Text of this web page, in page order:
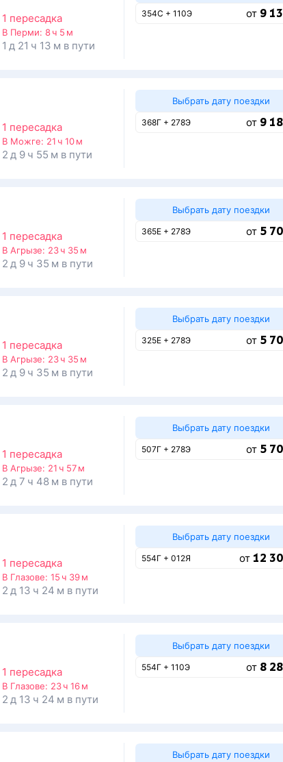
1 пересадка
В Перми: 8 ч 5 м
1 д 21 ч 13 м в пути
354С + 110Э от 9
1 пересадка
В Можге: 21 ч 10 м
2 д 9 ч 55 м в пути
Выбрать дату поездки
368Г + 278Э от 9
1 пересадка
В Агрызе: 23 ч 35 м
2 д 9 ч 35 м в пути
Выбрать дату поездки
365Е + 278Э от 5
1 пересадка
В Агрызе: 23 ч 35 м
2 д 9 ч 35 м в пути
Выбрать дату поездки
325Е + 278Э от 5
1 пересадка
В Агрызе: 21 ч 57 м
2 д 7 ч 48 м в пути
Выбрать дату поездки
507Г + 278Э от 5
1 пересадка
В Глазове: 15 ч 39 м
2 д 13 ч 24 м в пути
Выбрать дату поездки
554Г + 012Я от 12
1 пересадка
В Глазове: 23 ч 16 м
2 д 13 ч 24 м в пути
Выбрать дату поездки
554Г + 110Э от 8
Выбрать дату поездки